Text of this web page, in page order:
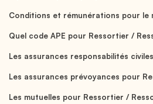
Conditions et rémunérations pour le
Quel code APE pour Ressortier /
Les assurances responsabilités
Les assurances prévoyances pour
Les mutuelles pour Ressortier /